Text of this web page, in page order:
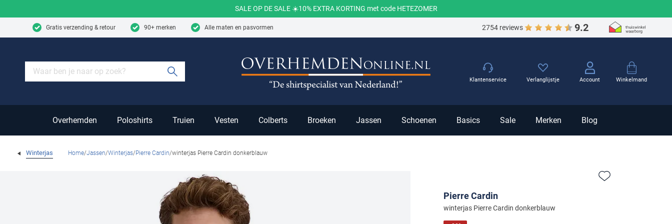
SALE OP DE SALE ☀️10% EXTRA KORTING met code HETEZOMER
Gratis verzending & retour 90+ merken Alle maten en pasvormen 2754 reviews 9.2
Winkelmand
Overhemden Poloshirts Truien Vesten Colberts Broeken Jassen Schoenen Basics Sale Merken Blog
Klantenservice Verlanglijstje Account
Winterjas Home Jassen Winterjas Pierre Cardin winterjas Pierre Cardin donkerblauw
Pierre Cardin
winterjas Pierre Cardin donkerblauw
Zet bij favorieten